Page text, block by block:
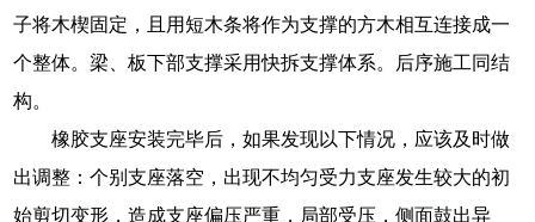
子将木楔固定，且用短木条将作为支撑的方木相互连接成一
个整体。梁、板下部支撑采用快拆支撑体系。后序施工同结
构。
橡胶支座安装完毕后，如果发现以下情况，应该及时做
出调整：个别支座落空，出现不均匀受力支座发生较大的初
始剪切变形，造成支座偏压严重，局部受压，侧面鼓出异